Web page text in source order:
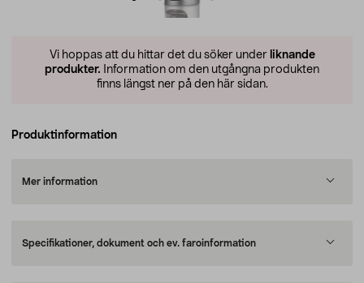
Vi hoppas att du hittar det du söker under liknande
produkter. Information om den utgångna produkten
finns längst ner på den här sidan.
Produktinformation
Mer information
Specifikationer, dokument och ev. faroinformation